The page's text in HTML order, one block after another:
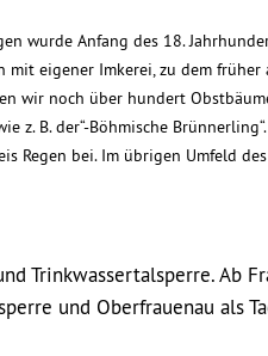
wurde Anfang des 18.
eigener Imkerei, zu dem
wir noch über hundert
z. B. der“-Böhmische
Regen bei. Im übrigen Umfeld
Trinkwassertalsperre. Ab
und Oberfrauenau als